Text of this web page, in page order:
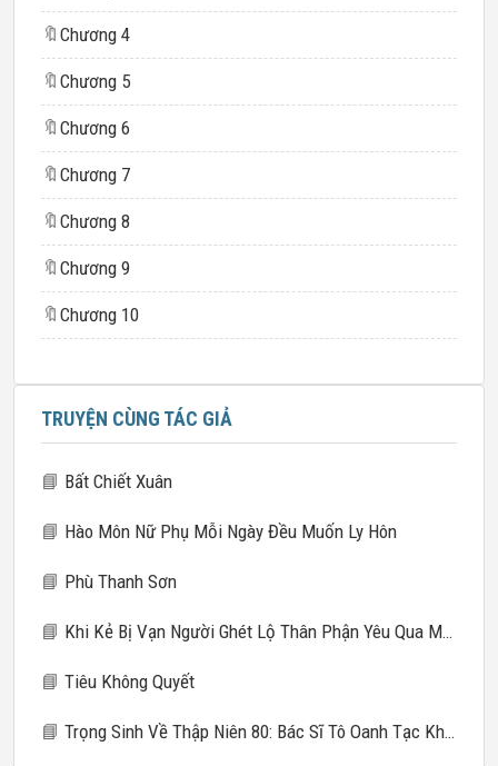
🔖 Chương 4
🔖 Chương 5
🔖 Chương 6
🔖 Chương 7
🔖 Chương 8
🔖 Chương 9
🔖 Chương 10
TRUYỆN CÙNG TÁC GIẢ
📘 Bất Chiết Xuân
📘 Hào Môn Nữ Phụ Mỗi Ngày Đều Muốn Ly Hôn
📘 Phù Thanh Sơn
📘 Khi Kẻ Bị Vạn Người Ghét Lộ Thân Phận Yêu Qua Mạng
📘 Tiêu Không Quyết
📘 Trọng Sinh Về Thập Niên 80: Bác Sĩ Tô Oanh Tạc Khắp Nơi